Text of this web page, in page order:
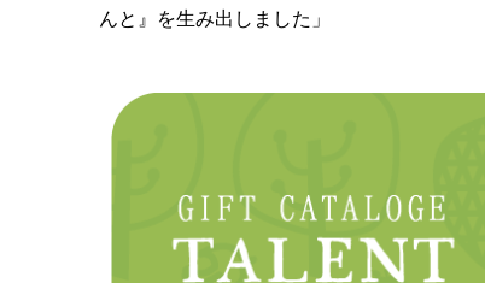
んと』を生み出しました」